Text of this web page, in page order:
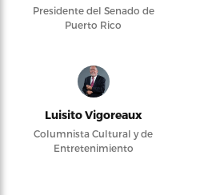
Presidente del Senado de
Puerto Rico
Luisito Vigoreaux
Columnista Cultural y de
Entretenimiento